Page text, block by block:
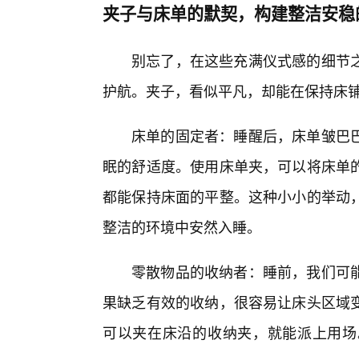
夹子与床单的默契，构建整洁安
别忘了，在这些充满仪式感的细
护航。夹子，看似平凡，却能在保持床
床单的固定者：睡醒后，床单皱
眠的舒适度。使用床单夹，可以将床
都能保持床面的平整。这种小小的举
整洁的环境中安然入睡。
零散物品的收纳者：睡前，我们可
果缺乏有效的收纳，很容易让床头区
可以夹在床沿的收纳夹，就能派上用